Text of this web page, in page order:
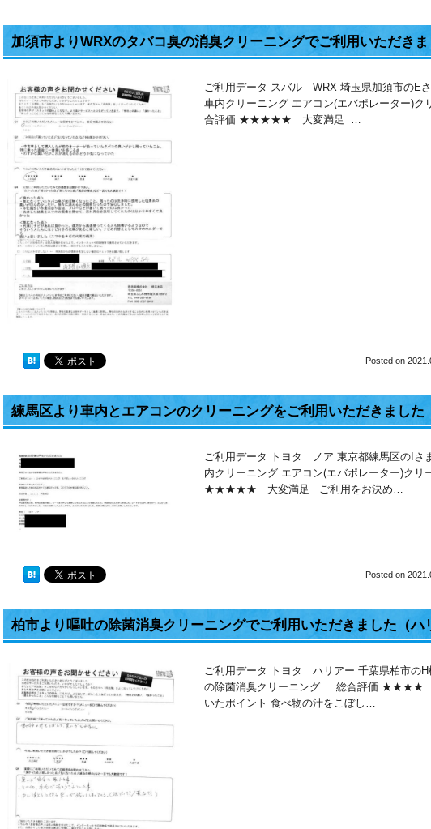
加須市よりWRXのタバコ臭の消臭クリーニングでご利用いただきま
ご利用データ スバル WRX 埼玉県加須市のE
車内クリーニング エアコン(エバポレーター)
合評価 ★★★★★ 大変満足 …
Posted on
練馬区より車内とエアコンのクリーニングをご利用いただきました
ご利用データ トヨタ ノア 東京都練馬区のIさ
内クリーニング エアコン(エバポレーター)ク
★★★★★ 大変満足 ご利用をお決め…
Posted on
柏市より嘔吐の除菌消臭クリーニングでご利用いただきました（ハ
ご利用データ トヨタ ハリアー 千葉県柏市のH
の除菌消臭クリーニング 総合評価 ★★★★
いたポイント 食べ物の汁をこぼし…